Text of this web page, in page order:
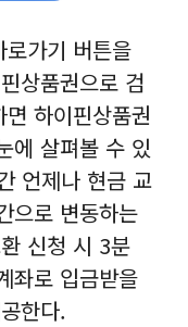
가기 버튼을
상품권으로 검
하이핀상품권
에 살펴볼 수 있
언제나 현금 교
으로 변동하는
신청 시 3분
좌로 입금받을
한다.